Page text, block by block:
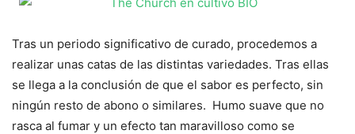
Tras un periodo significativo de curado, procedemos a
realizar unas catas de las distintas variedades. Tras ellas
se llega a la conclusión de que el sabor es perfecto, sin
ningún resto de abono o similares. Humo suave que no
rasca al fumar y un efecto tan maravilloso como se